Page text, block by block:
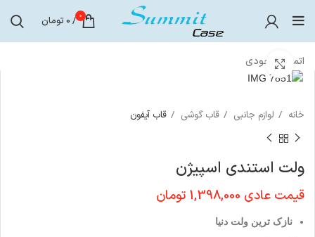
0
/
0 تومان
اتمام موجودیبرای بزرگنمایی کلیک کنید
خانه لوازم جانبی قاب گوشی قاب آیفون
ولت استندی اسپیژن
قیمت عادی 1,398,000 تومان
نازک ترین ولت دنیا